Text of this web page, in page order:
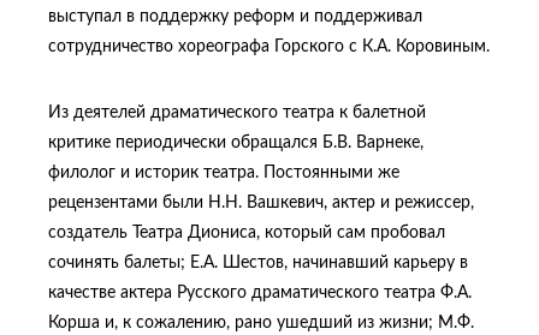
выступал в поддержку реформ и поддерживал
сотрудничество хореографа Горского с К.А. Коровиным.
Из деятелей драматического театра к балетной
критике периодически обращался Б.В. Варнеке,
филолог и историк театра. Постоянными же
рецензентами были Н.Н. Вашкевич, актер и режиссер,
создатель Театра Диониса, который сам пробовал
сочинять балеты; Е.А. Шестов, начинавший карьеру в
качестве актера Русского драматического театра Ф.А.
Корша и, к сожалению, рано ушедший из жизни; М.Ф.